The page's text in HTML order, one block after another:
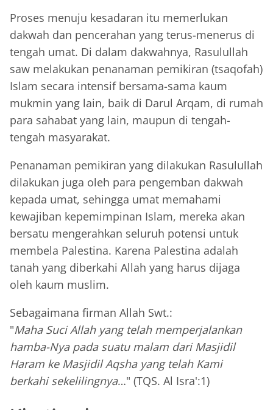
‎Proses menuju kesadaran itu memerlukan
dakwah dan pencerahan yang terus-menerus di
tengah umat. Di dalam dakwahnya, Rasulullah
saw melakukan penanaman pemikiran (tsaqofah)
Islam secara intensif bersama-sama kaum
mukmin yang lain, baik di Darul Arqam, di rumah
para sahabat yang lain, maupun di tengah-
tengah masyarakat.
Penanaman pemikiran yang dilakukan Rasulullah
dilakukan juga oleh para pengemban dakwah
kepada umat, sehingga umat memahami
kewajiban kepemimpinan Islam, mereka akan
bersatu mengerahkan seluruh potensi untuk
membela Palestina. Karena Palestina adalah
tanah yang diberkahi Allah yang harus dijaga
oleh kaum muslim.
Sebagaimana firman Allah Swt.:
"Maha Suci Allah yang telah memperjalankan
hamba-Nya pada suatu malam dari Masjidil
Haram ke Masjidil Aqsha yang telah Kami
berkahi sekelilingnya…" (TQS. Al Isra':1)